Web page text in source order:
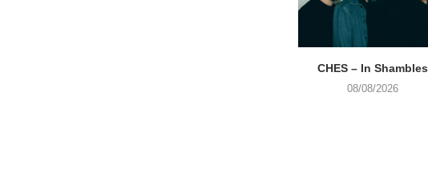
CHES – In Shambles
08/08/2026